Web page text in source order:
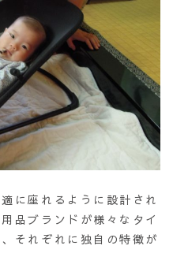
に座れるように設計され
品ブランドが様々なタイ
それぞれに独自の特徴が